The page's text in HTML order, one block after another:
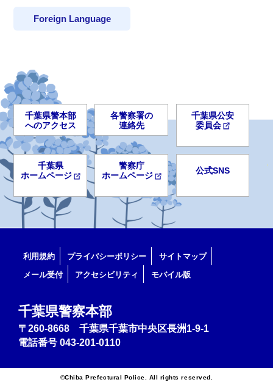
Foreign Language
千葉県警本部
へのアクセス
各警察署の
連絡先
千葉県公安
委員会
千葉県
ホームページ
警察庁
ホームページ
公式SNS
利用規約 プライバシーポリシー
サイトマップ
メール受付
アクセシビリティ モバイル版
千葉県警察本部
〒260-8668 千葉県千葉市中央区長洲1-9-1
電話番号 043-201-0110
©Chiba Prefectural Police. All rights reserved.